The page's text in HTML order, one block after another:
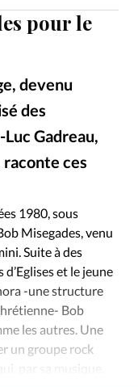
Culture
réveil
Monde
Aujourd'hui
Trait d'Ixène
pour le
devenu
des
Gadreau,
ces
1980, sous
Misegades, venu
Suite à des
et le jeune
-une structure
Bob
les autres. Une
un groupe rock
par sa musique,